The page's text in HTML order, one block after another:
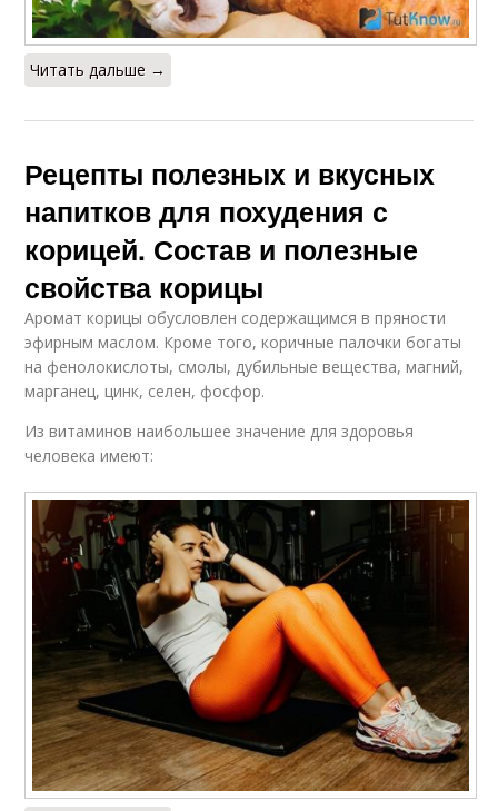
Читать дальше →
Рецепты полезных и вкусных
напитков для похудения с
корицей. Состав и полезные
свойства корицы
Аромат корицы обусловлен содержащимся в пряности
эфирным маслом. Кроме того, коричные палочки богаты
на фенолокислоты, смолы, дубильные вещества, магний,
марганец, цинк, селен, фосфор.
Из витаминов наибольшее значение для здоровья
человека имеют: